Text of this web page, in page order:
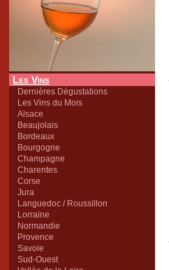
Les Vins
Dernières Dégustations
Les Vins du Mois
Alsace
Beaujolais
Bordeaux
Bourgogne
Champagne
Charentes
Corse
Jura
Languedoc / Roussillon
Lorraine
Normandie
Provence
Savoie
Sud-Ouest